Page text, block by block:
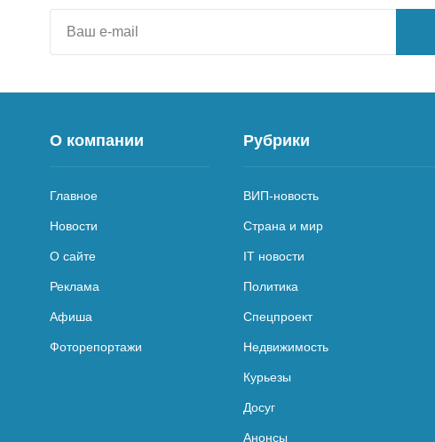
О компании
Главное
Новости
О сайте
Реклама
Афиша
Фоторепортажи
Рубрики
ВИП-новость
Страна и мир
IT новости
Политика
Спецпроект
Недвижимость
Курьезы
Досуг
Анонсы